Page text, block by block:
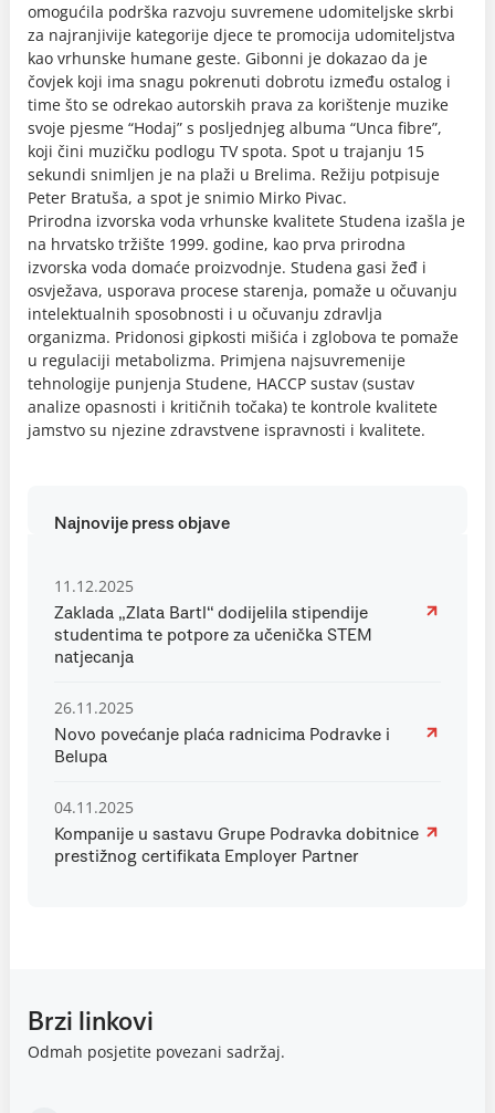
omogućila podrška razvoju suvremene udomiteljske skrbi
za najranjivije kategorije djece te promocija udomiteljstva
kao vrhunske humane geste. Gibonni je dokazao da je
čovjek koji ima snagu pokrenuti dobrotu između ostalog i
time što se odrekao autorskih prava za korištenje muzike
svoje pjesme “Hodaj” s posljednjeg albuma “Unca fibre”,
koji čini muzičku podlogu TV spota. Spot u trajanju 15
sekundi snimljen je na plaži u Brelima. Režiju potpisuje
Peter Bratuša, a spot je snimio Mirko Pivac.
Prirodna izvorska voda vrhunske kvalitete Studena izašla je
na hrvatsko tržište 1999. godine, kao prva prirodna
izvorska voda domaće proizvodnje. Studena gasi žeđ i
osvježava, usporava procese starenja, pomaže u očuvanju
intelektualnih sposobnosti i u očuvanju zdravlja
organizma. Pridonosi gipkosti mišića i zglobova te pomaže
u regulaciji metabolizma. Primjena najsuvremenije
tehnologije punjenja Studene, HACCP sustav (sustav
analize opasnosti i kritičnih točaka) te kontrole kvalitete
jamstvo su njezine zdravstvene ispravnosti i kvalitete.
Najnovije press objave
11.12.2025
Zaklada „Zlata Bartl“ dodijelila stipendije
studentima te potpore za učenička STEM
natjecanja
26.11.2025
Novo povećanje plaća radnicima Podravke i
Belupa
04.11.2025
Kompanije u sastavu Grupe Podravka dobitnice
prestižnog certifikata Employer Partner
Brzi linkovi
Odmah posjetite povezani sadržaj.